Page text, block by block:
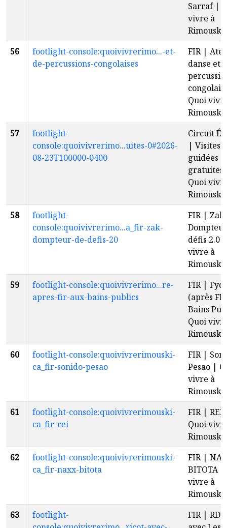
Sarraf |
vivre à
Rimouski
56
footlight-console:quoivivrerimo...-et-
de-percussions-congolaises
FIR |
danse et
Quoi
Rimouski
57
footlight-
console:quoivivrerimo...uites-0#2026-
08-23T100000-0400
Circuit
| Visites
guidées
Quoi
Rimouski
58
footlight-
console:quoivivrerimo...a_fir-zak-
dompteur-de-defis-20
FIR | Zak
défis 2.0
vivre à
Rimouski
59
footlight-console:quoivivrerimo...re-
apres-fir-aux-bains-publics
FIR |
(après
Bains
Quoi
Rimouski
60
footlight-console:quoivivrerimouski-
ca_fir-sonido-pesao
FIR |
Pesao |
vivre à
Rimouski
61
footlight-console:quoivivrerimouski-
ca_fir-rei
FIR |
Quoi
Rimouski
62
footlight-console:quoivivrerimouski-
ca_fir-naxx-bitota
FIR |
BITOTA |
vivre à
Rimouski
63
footlight-
FIR |